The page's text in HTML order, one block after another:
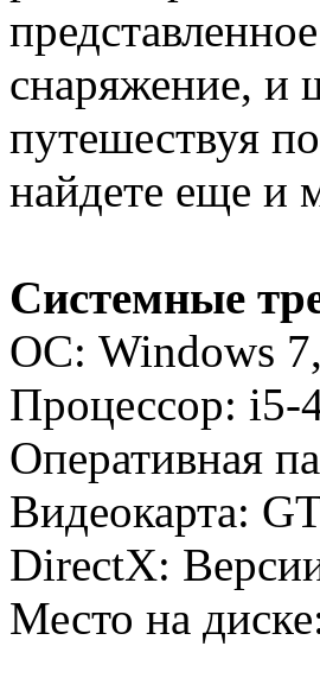
снаряжение, и
путешествуя
найдете еще и
Системные
ОС: Windows
Процессор: i5-
Оперативная
Видеокарта:
DirectX:
Место на